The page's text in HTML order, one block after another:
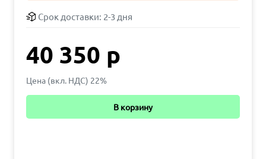
Срок доставки: 2-3 дня
40 350 р
Цена (вкл. НДС) 22%
В корзину